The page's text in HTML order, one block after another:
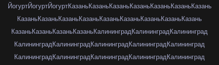
ЙогуртЙогуртЙогуртКазаньКазаньКазаньКазаньКазаньКазаньКазань
КазаньКазаньКазаньКазаньКазаньКазаньКазаньКазаньКазань
КазаньКазаньКазаньКазаньКалининградКалининградКалининград
КалининградКалининградКалининградКалининградКалининград
КалининградКалининградКалининградКалининградКалининград